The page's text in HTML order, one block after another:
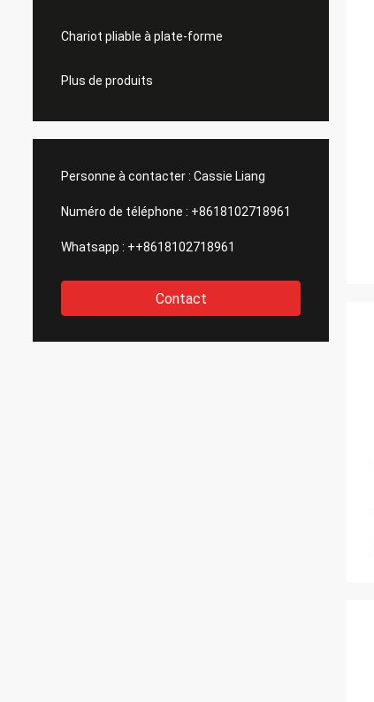
Chariot pliable à plate-forme
Plus de produits
Personne à contacter : Cassie Liang
Numéro de téléphone : +8618102718961
Whatsapp : ++8618102718961
Contact